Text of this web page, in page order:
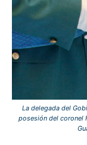
La delegada del
posesión del coronel